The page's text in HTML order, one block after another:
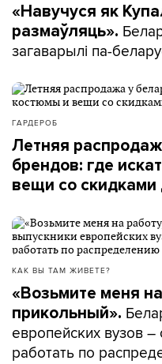
«Навучуся як
размаўляць».
загаварылі па-
ГАРДЕРОБ
Летняя
брендов: где
вещи со скидками
КАК ВЫ ТАМ ЖИВЕТЕ?
«Возьмите меня
прикольный».
европейских вузов
работать по